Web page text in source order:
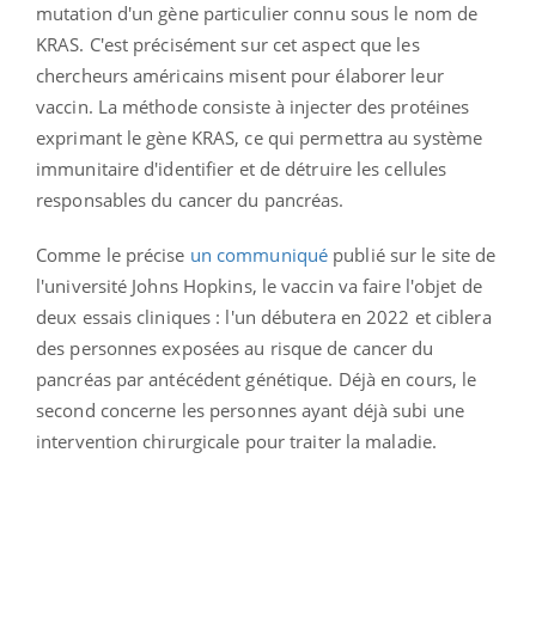
mutation d'un gène particulier connu sous le nom de
KRAS. C'est précisément sur cet aspect que les
chercheurs américains misent pour élaborer leur
vaccin. La méthode consiste à injecter des protéines
exprimant le gène KRAS, ce qui permettra au système
immunitaire d'identifier et de détruire les cellules
responsables du cancer du pancréas.
Comme le précise un communiqué publié sur le site de
l'université Johns Hopkins, le vaccin va faire l'objet de
deux essais cliniques : l'un débutera en 2022 et ciblera
des personnes exposées au risque de cancer du
pancréas par antécédent génétique. Déjà en cours, le
second concerne les personnes ayant déjà subi une
intervention chirurgicale pour traiter la maladie.